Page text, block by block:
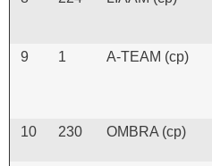
9 1 A-TEAM (cp)
10
230 OMBRA (cp)